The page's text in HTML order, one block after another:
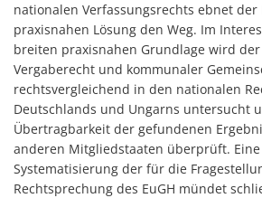
nationalen Verfassungsrechts ebnet
praxisnahen Lösung den Weg. Im
breiten praxisnahen Grundlage wird
Vergaberecht und kommunaler
rechtsvergleichend in den nationalen
Deutschlands und Ungarns untersucht
Übertragbarkeit der gefundenen
anderen Mitgliedstaaten überprüft. Eine
Systematisierung der für die
Rechtsprechung des EuGH mündet